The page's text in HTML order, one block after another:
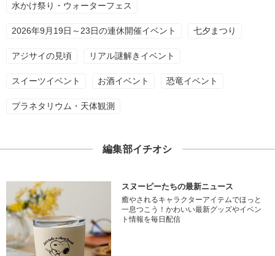
水かけ祭り・ウォーターフェス
2026年9月19日～23日の連休開催イベント 七夕まつり
アジサイの見頃 リアル謎解きイベント
スイーツイベント お酒イベント 恐竜イベント
プラネタリウム・天体観測
編集部イチオシ
スヌーピーたちの最新ニュース
癒やされるキャラクターアイテムでほっと
一息つこう！かわいい最新グッズやイベン
ト情報を毎日配信